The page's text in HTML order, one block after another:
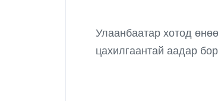
Улаанбаатар хотод
цахилгаантай аадар